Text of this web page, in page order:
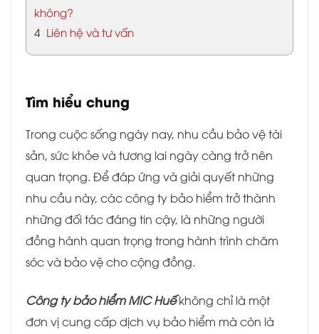
không?
4 Liên hệ và tư vấn
Tìm hiểu chung
Trong cuộc sống ngày nay, nhu cầu bảo vệ tài
sản, sức khỏe và tương lai ngày càng trở nên
quan trọng. Để đáp ứng và giải quyết những
nhu cầu này, các công ty bảo hiểm trở thành
những đối tác đáng tin cậy, là những người
đồng hành quan trọng trong hành trình chăm
sóc và bảo vệ cho cộng đồng.
Công ty bảo hiểm MIC Huếkhông chỉ là một
đơn vị cung cấp dịch vụ bảo hiểm mà còn là